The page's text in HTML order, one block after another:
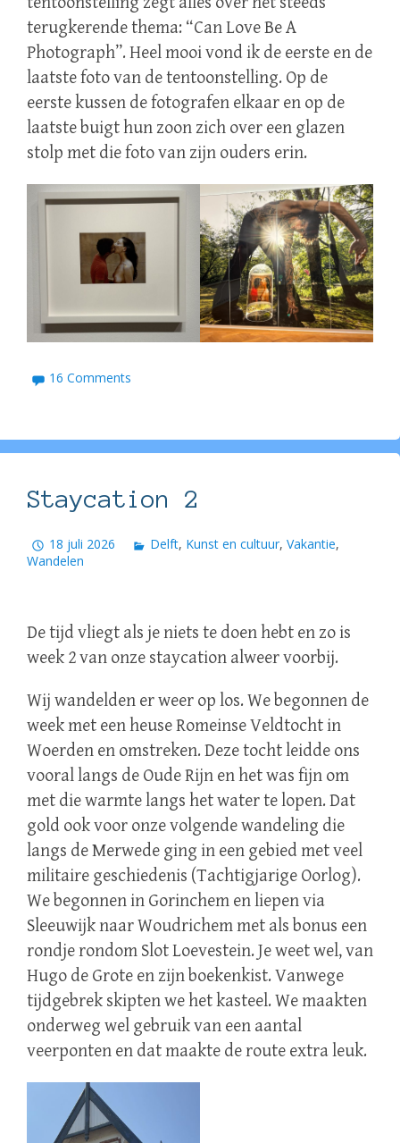
terugkerende thema: “Can Love Be A
Photograph”. Heel mooi vond ik de eerste en de
laatste foto van de tentoonstelling. Op de
eerste kussen de fotografen elkaar en op de
laatste buigt hun zoon zich over een glazen
stolp met die foto van zijn ouders erin.
16 Comments
Staycation 2
18 juli 2026 Delft, Kunst en cultuur,Vakantie,
Wandelen
De tijd vliegt als je niets te doen hebt en zo is
week 2 van onze staycation alweer voorbij.
Wij wandelden er weer op los. We begonnen de
week met een heuse Romeinse Veldtocht in
Woerden en omstreken. Deze tocht leidde ons
vooral langs de Oude Rijn en het was fijn om
met die warmte langs het water te lopen. Dat
gold ook voor onze volgende wandeling die
langs de Merwede ging in een gebied met veel
militaire geschiedenis (Tachtigjarige Oorlog).
We begonnen in Gorinchem en liepen via
Sleeuwijk naar Woudrichem met als bonus een
rondje rondom Slot Loevestein. Je weet wel, van
Hugo de Grote en zijn boekenkist. Vanwege
tijdgebrek skipten we het kasteel. We maakten
onderweg wel gebruik van een aantal
veerponten en dat maakte de route extra leuk.